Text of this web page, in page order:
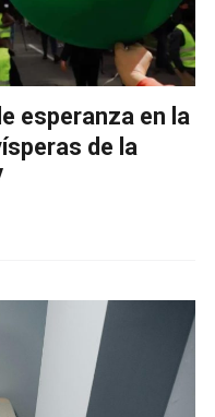
esperanza en la
de la